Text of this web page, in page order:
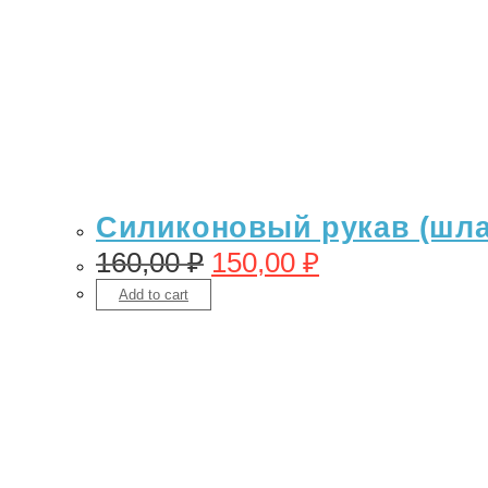
Силиконовый рукав
160,00₽ 150,00 ₽
Add to cart